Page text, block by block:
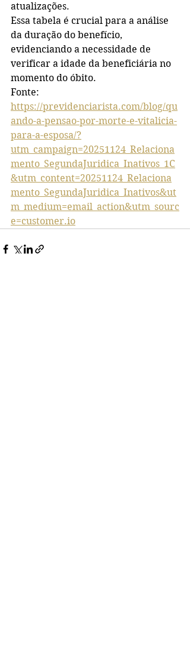
atualizações.
Essa tabela é crucial para a análise
da duração do benefício,
evidenciando a necessidade de
verificar a idade da beneficiária no
momento do óbito.
Fonte:
https://previdenciarista.com/blog/qu
ando-a-pensao-por-morte-e-vitalicia-
para-a-esposa/?
utm_campaign=20251124_Relaciona
mento_SegundaJuridica_Inativos_1C
&utm_content=20251124_Relaciona
mento_SegundaJuridica_Inativos&ut
m_medium=email_action&utm_sourc
e=customer.io